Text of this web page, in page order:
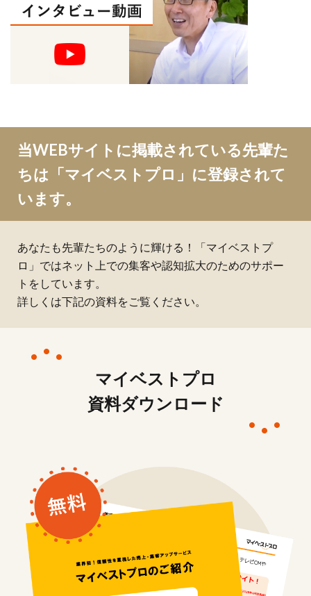
当WEBサイトに掲載されている先輩た
ちは「マイベストプロ」に登録されて
います。
あなたも先輩たちのように輝ける！「マイベストプ
ロ」ではネット上での集客や認知拡大のためのサポー
トをしています。
詳しくは下記の資料をご覧ください。
マイベストプロ
資料ダウンロード